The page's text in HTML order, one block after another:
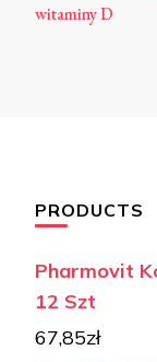
witaminy D
PRODUCTS
Pharmovit
12 Szt
67,85zł